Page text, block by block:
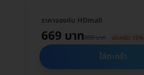
ราคาจองกับ HDmall
669 บาท800 บาท ประหยัด 16%
ใส่ตะกร้า